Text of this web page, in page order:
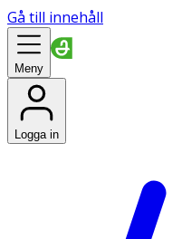
Gå till innehåll
Meny
Logga in